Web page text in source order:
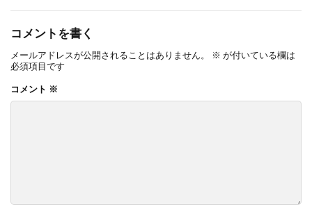
コメントを書く
メールアドレスが公開されることはありません。 ※ が付いている欄は
必須項目です
コメント ※